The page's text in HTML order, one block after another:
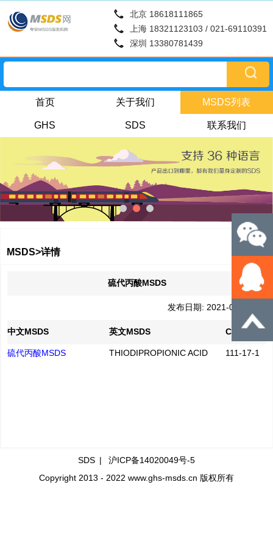
北京 18618111865
上海 18321123103 / 021-69110391
深圳 13380781439
首页 关于我们 MSDS列表
GHS SDS 联系我们
MSDS>详情
硫代丙酸MSDS
发布日期: 2021-04-07
中文MSDS 英文MSDS CAS No.
硫代丙酸MSDS THIODIPROPIONIC ACID 111-17-1
SDS | 沪ICP备14020049号-5
Copyright 2013 - 2022 www.ghs-msds.cn 版权所有